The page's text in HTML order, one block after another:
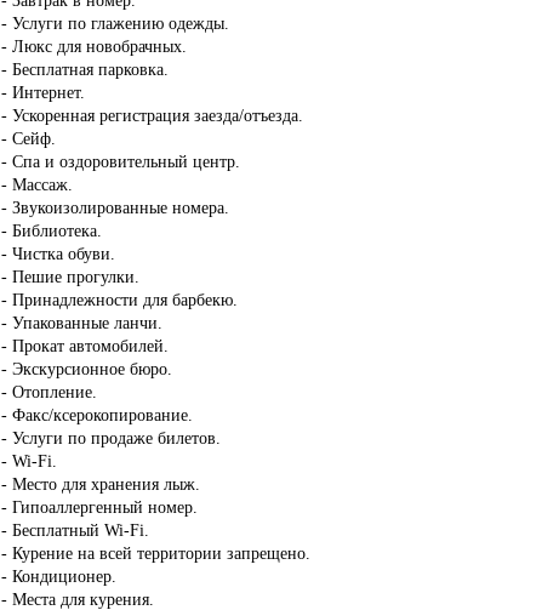
- Услуги по глажению одежды.
- Люкс для новобрачных.
- Бесплатная парковка.
- Интернет.
- Ускоренная регистрация заезда/отъезда.
- Сейф.
- Спа и оздоровительный центр.
- Массаж.
- Звукоизолированные номера.
- Библиотека.
- Чистка обуви.
- Пешие прогулки.
- Принадлежности для барбекю.
- Упакованные ланчи.
- Прокат автомобилей.
- Экскурсионное бюро.
- Отопление.
- Факс/ксерокопирование.
- Услуги по продаже билетов.
- Wi-Fi.
- Место для хранения лыж.
- Гипоаллергенный номер.
- Бесплатный Wi-Fi.
- Курение на всей территории запрещено.
- Кондиционер.
- Места для курения.